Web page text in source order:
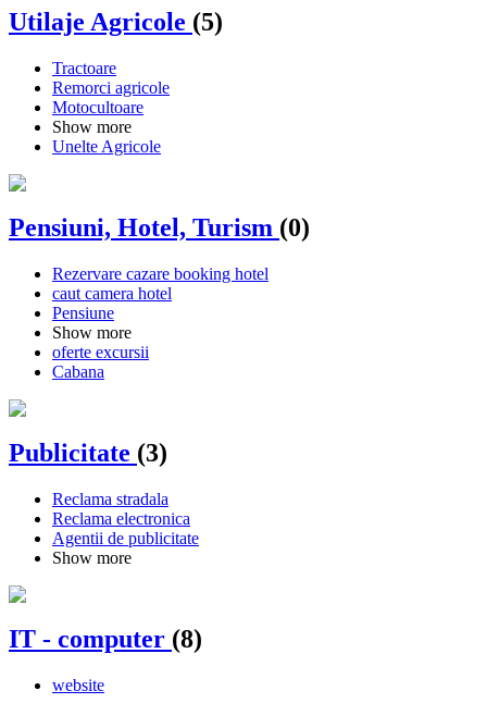
Utilaje Agricole (5)
Tractoare
Remorci agricole
Motocultoare
Show more
Unelte Agricole
Pensiuni, Hotel, Turism (0)
Rezervare cazare booking hotel
caut camera hotel
Pensiune
Show more
oferte excursii
Cabana
Publicitate (3)
Reclama stradala
Reclama electronica
Agentii de publicitate
Show more
IT - computer (8)
website